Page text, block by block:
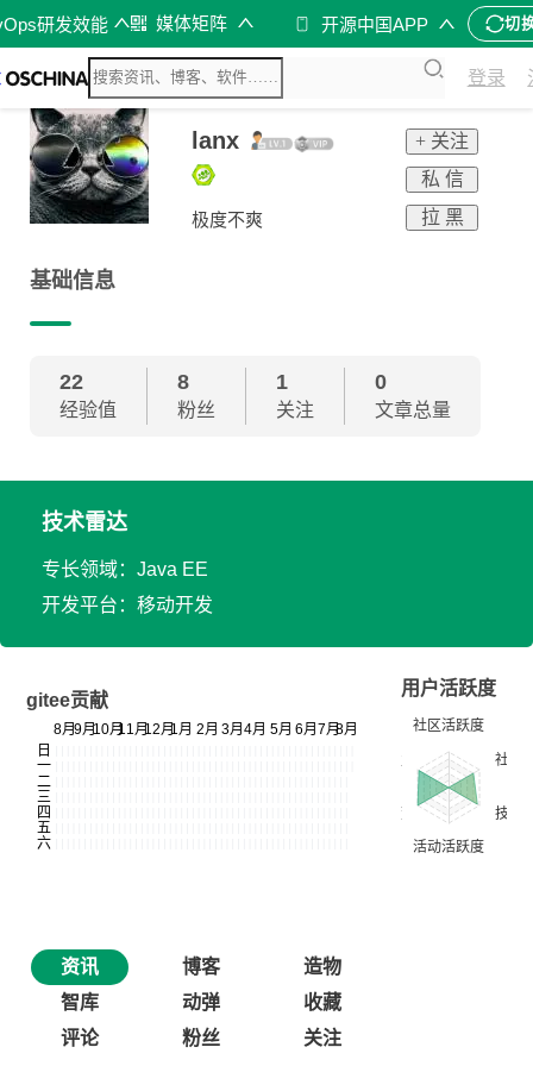
研发效能 媒体矩阵 开源中国APP 切
登录
lanx
极度不爽
+ 关注
私 信
拉 黑
基础信息
22
经验值
8
粉丝
1
关注
0
文章总量
技术雷达
专长领域：Java EE
开发平台：移动开发
gitee贡献
用户活跃度
资讯 博客
造物
智库
动弹
收藏
评论
粉丝 关注